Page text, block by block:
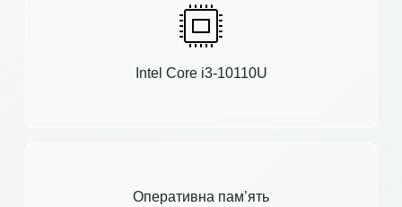
Intel Core i3-10110U
Оперативна пам’ять